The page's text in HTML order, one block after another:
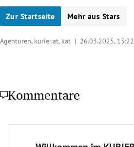
Zur Startseite Mehr aus Stars
Agenturen, kurier.at, kat | 26.03.2025, 13:22
Kommentare